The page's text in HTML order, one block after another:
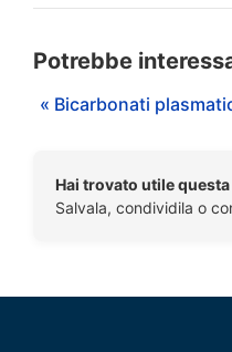
Potrebbe
« Bicarbonati
Hai trovato utile
Salvala, condividila o